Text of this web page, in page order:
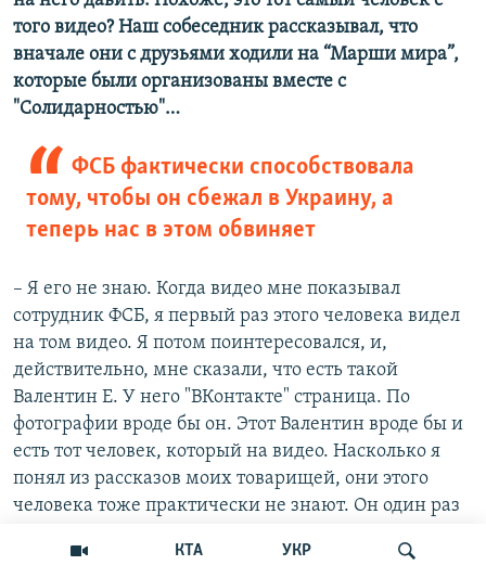
КТА УКР
того видео? Наш собеседник рассказывал, что
вначале они с друзьями ходили на “Марши мира”,
которые были организованы вместе с
"Солидарностью"…
ФСБ фактически способствовала
тому, чтобы он сбежал в Украину, а
теперь нас в этом обвиняет
– Я его не знаю. Когда видео мне показывал
сотрудник ФСБ, я первый раз этого человека видел
на том видео. Я потом поинтересовался, и,
действительно, мне сказали, что есть такой
Валентин Е. У него "ВКонтакте" страница. По
фотографии вроде бы он. Этот Валентин вроде бы и
есть тот человек, который на видео. Насколько я
понял из рассказов моих товарищей, они этого
человека тоже практически не знают. Он один раз
принести флаг Сибирской республики. Он за